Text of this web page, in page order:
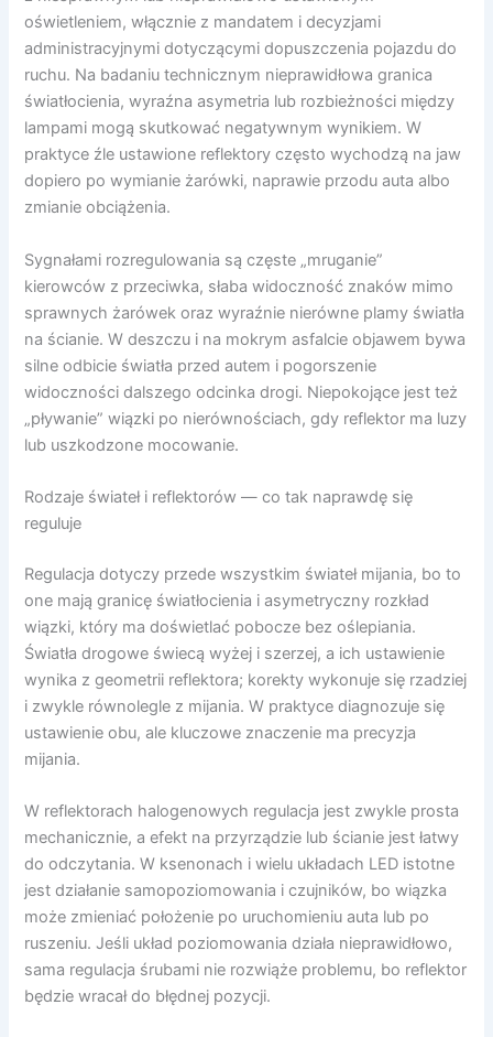
oświetleniem, włącznie z mandatem i decyzjami
administracyjnymi dotyczącymi dopuszczenia pojazdu do
ruchu. Na badaniu technicznym nieprawidłowa granica
światłocienia, wyraźna asymetria lub rozbieżności między
lampami mogą skutkować negatywnym wynikiem. W
praktyce źle ustawione reflektory często wychodzą na jaw
dopiero po wymianie żarówki, naprawie przodu auta albo
zmianie obciążenia.
Sygnałami rozregulowania są częste „mruganie”
kierowców z przeciwka, słaba widoczność znaków mimo
sprawnych żarówek oraz wyraźnie nierówne plamy światła
na ścianie. W deszczu i na mokrym asfalcie objawem bywa
silne odbicie światła przed autem i pogorszenie
widoczności dalszego odcinka drogi. Niepokojące jest też
„pływanie” wiązki po nierównościach, gdy reflektor ma luzy
lub uszkodzone mocowanie.
Rodzaje świateł i reflektorów — co tak naprawdę się
reguluje
Regulacja dotyczy przede wszystkim świateł mijania, bo to
one mają granicę światłocienia i asymetryczny rozkład
wiązki, który ma doświetlać pobocze bez oślepiania.
Światła drogowe świecą wyżej i szerzej, a ich ustawienie
wynika z geometrii reflektora; korekty wykonuje się rzadziej
i zwykle równolegle z mijania. W praktyce diagnozuje się
ustawienie obu, ale kluczowe znaczenie ma precyzja
mijania.
W reflektorach halogenowych regulacja jest zwykle prosta
mechanicznie, a efekt na przyrządzie lub ścianie jest łatwy
do odczytania. W ksenonach i wielu układach LED istotne
jest działanie samopoziomowania i czujników, bo wiązka
może zmieniać położenie po uruchomieniu auta lub po
ruszeniu. Jeśli układ poziomowania działa nieprawidłowo,
sama regulacja śrubami nie rozwiąże problemu, bo reflektor
będzie wracał do błędnej pozycji.